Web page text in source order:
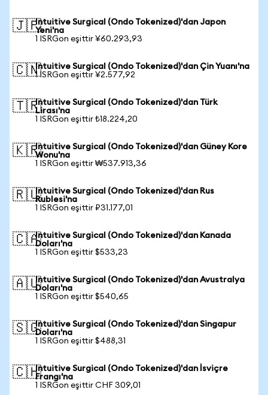
🇯🇵Intuitive Surgical (Ondo Tokenized)'dan Japon
Yeni'na
1 ISRGon eşittir ¥60.293,93
🇨🇳Intuitive Surgical (Ondo Tokenized)'dan Çin Yuanı'na
1 ISRGon eşittir ¥2.577,92
🇹🇷Intuitive Surgical (Ondo Tokenized)'dan Türk
Lirası'na
1 ISRGon eşittir ₺18.224,20
🇰🇷Intuitive Surgical (Ondo Tokenized)'dan Güney Kore
Wonu'na
1 ISRGon eşittir ₩537.913,36
🇷🇺Intuitive Surgical (Ondo Tokenized)'dan Rus
Rublesi'na
1 ISRGon eşittir ₽31.177,01
🇨🇦Intuitive Surgical (Ondo Tokenized)'dan Kanada
Doları'na
1 ISRGon eşittir $533,23
🇦🇺Intuitive Surgical (Ondo Tokenized)'dan Avustralya
Doları'na
1 ISRGon eşittir $540,65
🇸🇬Intuitive Surgical (Ondo Tokenized)'dan Singapur
Doları'na
1 ISRGon eşittir $488,31
🇨🇭Intuitive Surgical (Ondo Tokenized)'dan İsviçre
Frangı'na
1 ISRGon eşittir CHF 309,01